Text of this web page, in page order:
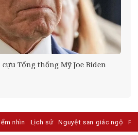
Tổng thống Mỹ Joe Biden
nhìn Lịch sử Nguyệt san giác ngộ